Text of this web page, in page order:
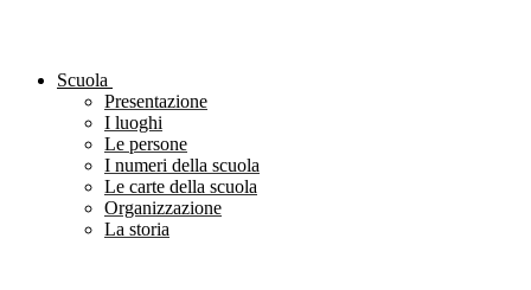
Scuola
Presentazione
I luoghi
Le persone
I numeri della scuola
Le carte della scuola
Organizzazione
La storia